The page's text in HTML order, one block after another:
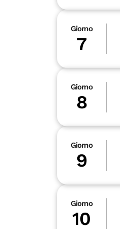
Giorno
7
Giorno
8
Giorno
9
Giorno
10